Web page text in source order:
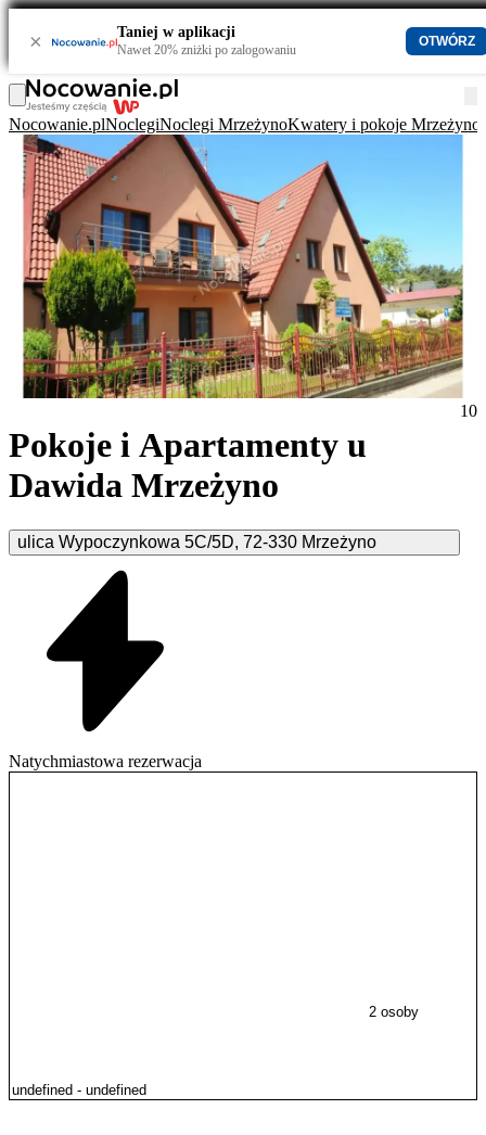
× Taniej w aplikacji
Nawet 20% zniżki po zalogowaniu
OTWÓRZ
Nocowanie.plNoclegiNoclegi MrzeżynoKwatery i pokoje Mrzeżyno
Pokoje i Apartamenty u
Dawida Mrzeżyno
ulica Wypoczynkowa 5C/5D, 72-330 Mrzeżyno
10
Natychmiastowa rezerwacja
2 osoby